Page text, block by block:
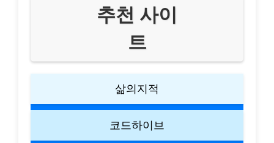
추천 사이
트
삶의지적
코드하이브